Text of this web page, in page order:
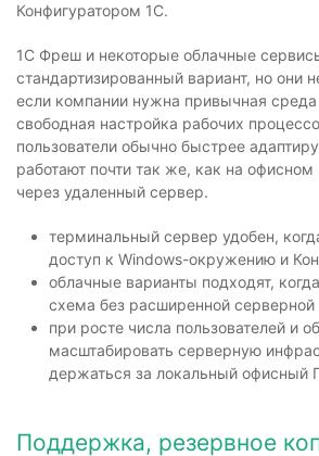
Конфигуратором 1С.
1С Фреш и некоторые облачные
стандартизированный вариант, но они
если компании нужна привычная среда
свободная настройка рабочих
пользователи обычно быстрее
работают почти так же, как на
через удаленный сервер.
терминальный сервер удобен,
доступ к Windows-окружению и
облачные варианты подходят,
схема без расширенной серверной
при росте числа пользователей и
масштабировать серверную
держаться за локальный офисный
Поддержка, резервное